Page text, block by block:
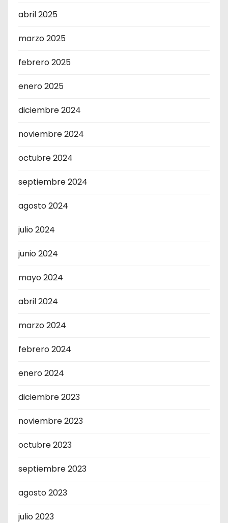
abril 2025
marzo 2025
febrero 2025
enero 2025
diciembre 2024
noviembre 2024
octubre 2024
septiembre 2024
agosto 2024
julio 2024
junio 2024
mayo 2024
abril 2024
marzo 2024
febrero 2024
enero 2024
diciembre 2023
noviembre 2023
octubre 2023
septiembre 2023
agosto 2023
julio 2023